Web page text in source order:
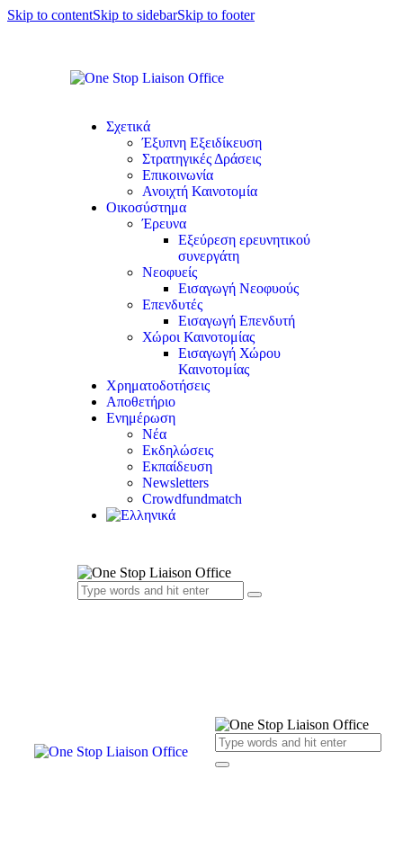
Skip to contentSkip to sidebarSkip to footer
Σχετικά
Έξυπνη Εξειδίκευση
Στρατηγικές Δράσεις
Επικοινωνία
Ανοιχτή Καινοτομία
Οικοσύστημα
Έρευνα
Εξεύρεση ερευνητικού
συνεργάτη
Νεοφυείς
Εισαγωγή Νεοφυούς
Επενδυτές
Εισαγωγή Επενδυτή
Χώροι Καινοτομίας
Εισαγωγή Χώρου
Καινοτομίας
Χρηματοδοτήσεις
Αποθετήριο
Ενημέρωση
Νέα
Εκδηλώσεις
Εκπαίδευση
Newsletters
Crowdfundmatch